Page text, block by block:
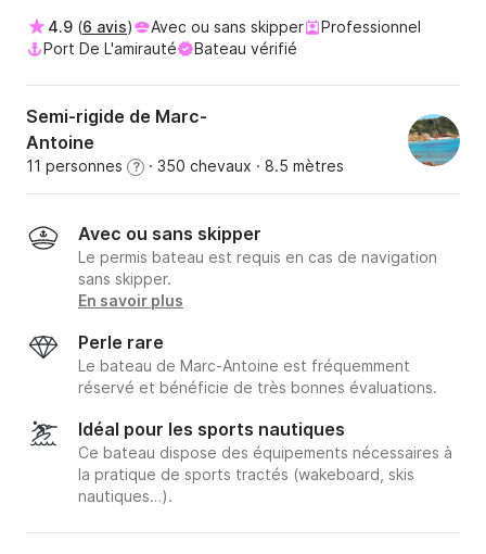
4.9 (6 avis) Avec ou sans skipper
Professionnel
Port De L'amirauté
Bateau vérifié
Semi-rigide de Marc-
Antoine
11 personnes ? · 350 chevaux · 8.5 mètres
Avec ou sans skipper
Le permis bateau est requis en cas de navigation
sans skipper.
En savoir plus
Perle rare
Le bateau de Marc-Antoine est fréquemment
réservé et bénéficie de très bonnes évaluations.
Idéal pour les sports nautiques
Ce bateau dispose des équipements nécessaires à
la pratique de sports tractés (wakeboard, skis
nautiques…).